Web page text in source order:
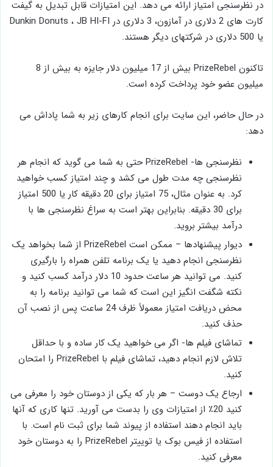
در نظرسنجی امتیاز ارائه می دهد. این امتیازات قابل تبدیل به گیفت
کارت های 2 دلاری در آمازون، 3 دلاری در Dunkin Donuts ، JB HI-FI
یا 500 دلاری در شرکتهای دیگر هستند.
تاکنون PrizeRebel بیش از 17 میلیون دلار جایزه به بیش از 8
میلیون عضو خود پرداخت کرده است.
در حال حاضر، این سایت برای انجام کارهای زیر به شما پاداش می
دهد:
نظرسنجی ها- PrizeRebel حتی به شما می گوید که انجام هر
نظرسنجی چه مدت طول می کشد و چند امتیاز کسب خواهید
کرد. به عنوان مثال، 75 امتیاز برای 20 دقیقه کار یا 500 امتیاز
برای 30 دقیقه. بنابراین بهتر است به سراغ نظرسنجی ها با
درآمد بیشتر بروید.
دیوار پیشنهادها – ممکن است PrizeRebel از شما بخواهد یک
نظرسنجی انجام دهید یا یک برنامه تلفن همراه را بارگیری
کنید. می توانید هر ساعت حدود 10 دلار درآمد کسب کنید و
نکته شگفت انگیز این است که شما می توانید برنامه را به
محض دریافت امتیاز معمولاً ظرف 24 ساعت پس از نصب آن
حذف کنید.
تماشای فیلم ها- اگر می خواهید یک کار ساده و با حداقل
تلاش لازم انجام دهید، تماشای فیلم با PrizeRebel را امتحان
کنید.
ارجاع یک دوست – هر بار که یکی از دوستان خود را معرفی می
کنید 20٪ از امتیازات وی را بدست می آورید. تنها کاری که آنها
باید انجام دهند استفاده از پیوند شما برای ثبت نام است. با
استفاده از فیس بوک یا توییتر PrizeRebel را به دوستان خود
معرفی کنید.